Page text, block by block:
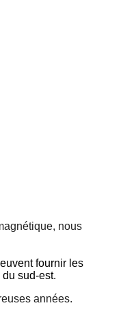
nous
fournir les
sud-est.
années.